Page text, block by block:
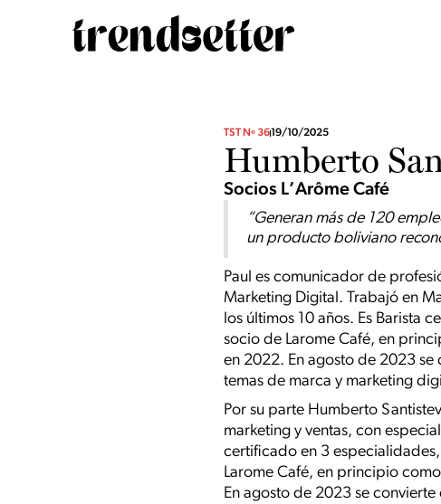
TST Nº 3619/10/2025
Humberto
Socios L’Arôme Café
“Generan más de 120
un producto boliviano
Paul es comunicador de
Marketing Digital. Trabajó en
los últimos 10 años. Es Barista
socio de Larome Café, en
en 2022. En agosto de 2023
temas de marca y marketing
Por su parte Humberto
marketing y ventas, con
certificado en 3
Larome Café, en principio
En agosto de 2023 se